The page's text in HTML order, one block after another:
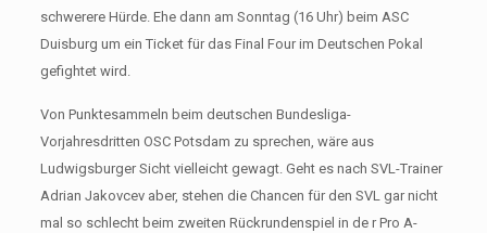
schwerere Hürde. Ehe dann am Sonntag (16 Uhr) beim ASC
Duisburg um ein Ticket für das Final Four im Deutschen Pokal
gefightet wird.
Von Punktesammeln beim deutschen Bundesliga-
Vorjahresdritten OSC Potsdam zu sprechen, wäre aus
Ludwigsburger Sicht vielleicht gewagt. Geht es nach SVL-Trainer
Adrian Jakovcev aber, stehen die Chancen für den SVL gar nicht
mal so schlecht beim zweiten Rückrundenspiel in de r Pro A-